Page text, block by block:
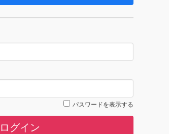
パスワードを表示する
ログイン